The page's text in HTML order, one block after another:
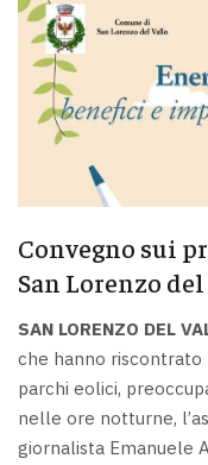
Convegno sui
San Lorenzo
SAN LORENZO DEL
che hanno riscontrato
parchi eolici,
nelle ore notturne,
giornalista Emanuele